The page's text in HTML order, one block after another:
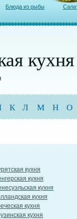
Блюда из рыбы
кухня
К Л М Н О
кухня
кухня
кухня
кухня
кухня
кухня